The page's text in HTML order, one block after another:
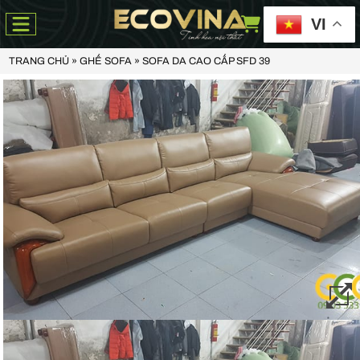
VI
TRANG CHỦ» GHẾ SOFA» SOFA DA CAO CẤP SFD 39